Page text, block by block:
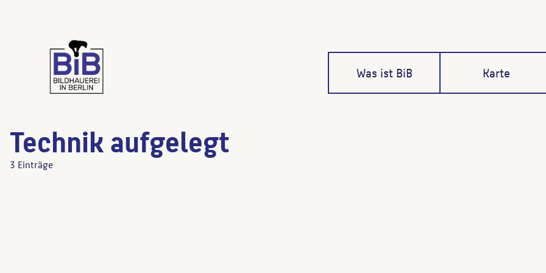
Was ist BiB Karte
Technik aufgelegt
3 Einträge